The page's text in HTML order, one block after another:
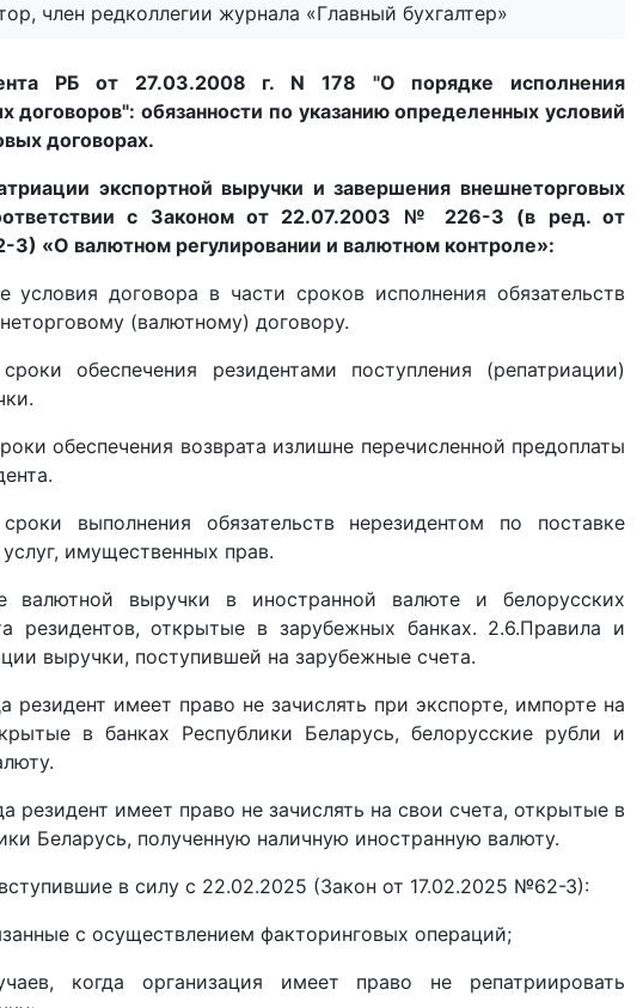
член редколлегии журнала «Главный бухгалтер»
РБ от 27.03.2008 г. N 178 "О порядке исполнения
договоров": обязанности по указанию определенных условий
договорах.
экспортной выручки и завершения внешнеторговых
с Законом от 22.07.2003 № 226-З (в ред. от
«О валютном регулировании и валютном контроле»:
условия договора в части сроков исполнения обязательств
(валютному) договору.
обеспечения резидентами поступления (репатриации)
обеспечения возврата излишне перечисленной предоплаты
выполнения обязательств нерезидентом по поставке
имущественных прав.
валютной выручки в иностранной валюте и белорусских
резидентов, открытые в зарубежных банках. 2.6.Правила и
выручки, поступившей на зарубежные счета.
резидент имеет право не зачислять при экспорте, импорте на
в банках Республики Беларусь, белорусские рубли и
резидент имеет право не зачислять на свои счета, открытые в
Беларусь, полученную наличную иностранную валюту.
в силу с 22.02.2025 (Закон от 17.02.2025 №62-З):
с осуществлением факторинговых операций;
когда организация имеет право не репатриировать